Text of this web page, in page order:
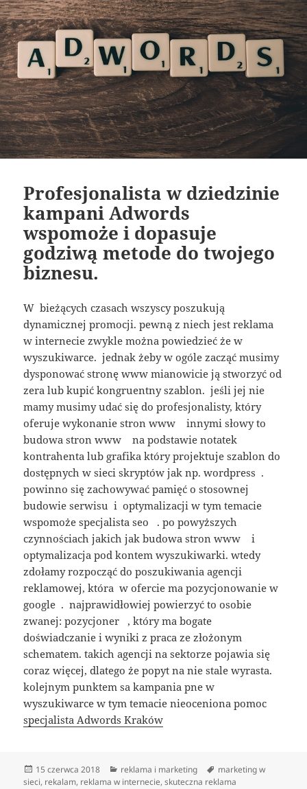
Profesjonalista w dziedzinie
kampani Adwords
wspomoże i dopasuje
godziwą metode do twojego
biznesu.
W bieżących czasach wszyscy poszukują
dynamicznej promocji. pewną z niech jest reklama
w internecie zwykle można powiedzieć że w
wyszukiwarce. jednak żeby w ogóle zacząć musimy
dysponować stronę www mianowicie ją stworzyć od
zera lub kupić kongruentny szablon. jeśli jej nie
mamy musimy udać się do profesjonalisty, który
oferuje wykonanie stron www innymi słowy to
budowa stron www na podstawie notatek
kontrahenta lub grafika który projektuje szablon do
dostępnych w sieci skryptów jak np. wordpress .
powinno się zachowywać pamięć o stosownej
budowie serwisu i optymalizacji w tym temacie
wspomoże specjalista seo . po powyższych
czynnościach jakich jak budowa stron www i
optymalizacja pod kontem wyszukiwarki. wtedy
zdołamy rozpocząć do poszukiwania agencji
reklamowej, która w ofercie ma pozycjonowanie w
google . najprawidłowiej powierzyć to osobie
zwanej: pozycjoner , który ma bogate
doświadczanie i wyniki z praca ze złożonym
schematem. takich agencji na sektorze pojawia się
coraz więcej, dlatego że popyt na nie stale wyrasta.
kolejnym punktem sa kampania pne w
wyszukiwarce w tym temacie nieoceniona pomoc
specjalista Adwords Kraków
Data
publikacji
15 czerwca 2018 Kategorie
reklama i marketing Tagi
marketing w
sieci, rekalam, reklama w internecie,skuteczna reklama